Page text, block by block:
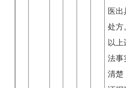
医出
处方
以上
法事
清楚